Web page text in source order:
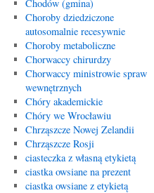
Chodów (gmina)
Choroby dziedziczone
autosomalnie recesywnie
Choroby metaboliczne
Chorwaccy chirurdzy
Chorwaccy ministrowie spraw
wewnętrznych
Chóry akademickie
Chóry we Wrocławiu
Chrząszcze Nowej Zelandii
Chrząszcze Rosji
ciasteczka z własną etykietą
ciastka owsiane na prezent
ciastka owsiane z etykietą